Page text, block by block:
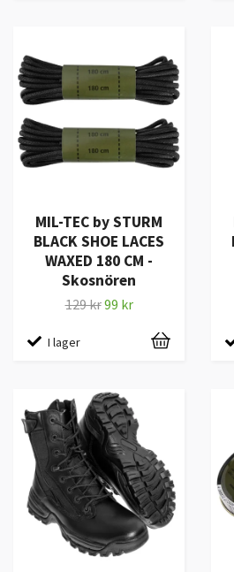
MIL-TEC by STURM
BLACK SHOE LACES
WAXED 180 CM -
Skosnören
129 kr99 kr
I lager